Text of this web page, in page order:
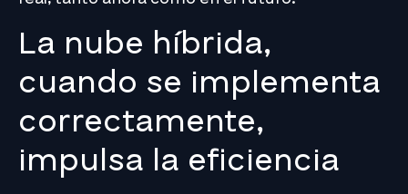
La nube híbrida,
cuando se implementa
correctamente,
impulsa la eficiencia